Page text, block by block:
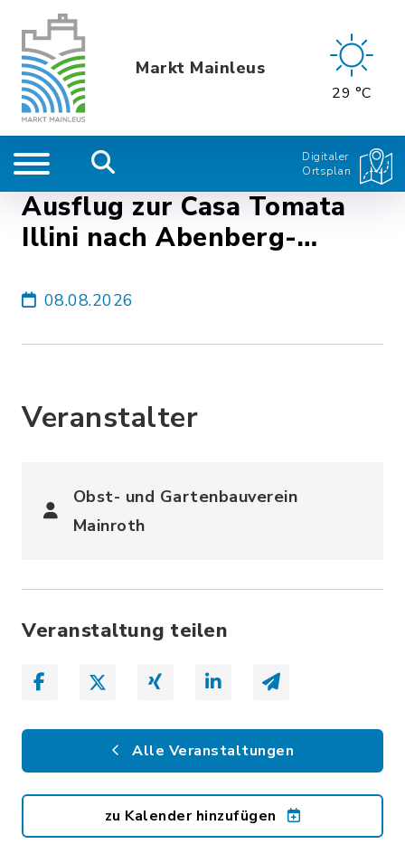
Markt Mainleus
29 °C
Digitaler
Ortsplan
Ausflug zur Casa Tomata
Illini nach Abenberg-
08.08.2026
Veranstalter
Obst- und Gartenbauverein
Mainroth
Veranstaltung teilen
Alle Veranstaltungen
zu Kalender hinzufügen